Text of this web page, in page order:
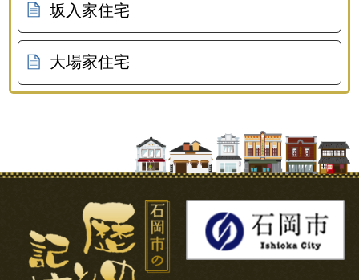
坂入家住宅
大場家住宅
石岡市の歴史と記憶